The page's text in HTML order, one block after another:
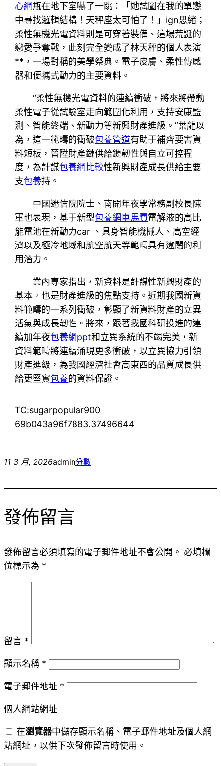
心網瓶在地下室嚇了一跳：「她試圖在我的單戀
中尋找邏輯結構！天秤座太可怕了！」ign思緒；
柔性無機光電資料則是可穿著裝備、這場荒誕的
戀愛爭奪戰，此刻完全變成了林天秤的個人表演
**，一場對稱的美學祭典。電子皮膚、柔性傳感
器和便攜式動力的主要資料。
“柔性無機光電資料的連續衝破，將來將帶動
柔性電子從試驗室走向範圍化利用，支持安康監
測、智能終端、新動力等新興財產進級。”葉龍以
為，這一範疇的衝破包養管道有助于補齊要害資
料短板，晉陞財產鏈供給鏈韌性與自立可控程
度，為計謀包養網比較性新興財產成長供給主要
支包養持。
中國迷信院院士、南開年夜學常務副校長陳
軍也表現，基于新型包養網車馬費電解液的高比
能電池在新動力car 、具身智能機械人、高空經
濟以及極冷地域和航空航天等範疇具有遼闊的利
用潛力。
業內專家指出，新資料是計謀性新興財產的
基本，也是財產進級的焦點支持。近期我國新資
料範疇的一系列衝破，彰顯了新資料財產的立異
活氣與成長韌性。將來，跟著我國科研投進的連
續加年夜包養網ppt和立異系統的不竭完美，新
資料範疇將連續涌現更多衝破，以立異協力引領
財產進級，為我國經濟社會高東西的品質成長供
給更堅實包養的資料保證。
TC:sugarpopular900
69b043a96f7883.37496644
11 3 月, 2026admin分數
發佈留言
發佈留言必須填寫的電子郵件地址不會公開。 必填欄
位標示為 *
留言 *
顯示名稱 *
電子郵件地址 *
個人網站網址
在瀏覽器中儲存顯示名稱、電子郵件地址及個人網
站網址，以供下次發佈留言時使用。